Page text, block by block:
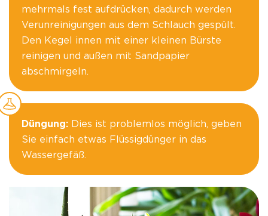
mehrmals fest aufdrücken, dadurch werden
Verunreinigungen aus dem Schlauch gespült.
Den Kegel innen mit einer kleinen Bürste
reinigen und außen mit Sandpapier
abschmirgeln.
Düngung: Dies ist problemlos möglich, geben
Sie einfach etwas Flüssigdünger in das
Wassergefäß.